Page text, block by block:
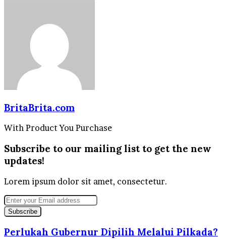
BritaBrita.com
With Product You Purchase
Subscribe to our mailing list to get the new
updates!
Lorem ipsum dolor sit amet, consectetur.
Enter
your
Email
address
Perlukah Gubernur Dipilih Melalui Pilkada?